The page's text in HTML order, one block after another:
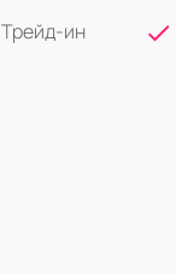
Трейд-ин